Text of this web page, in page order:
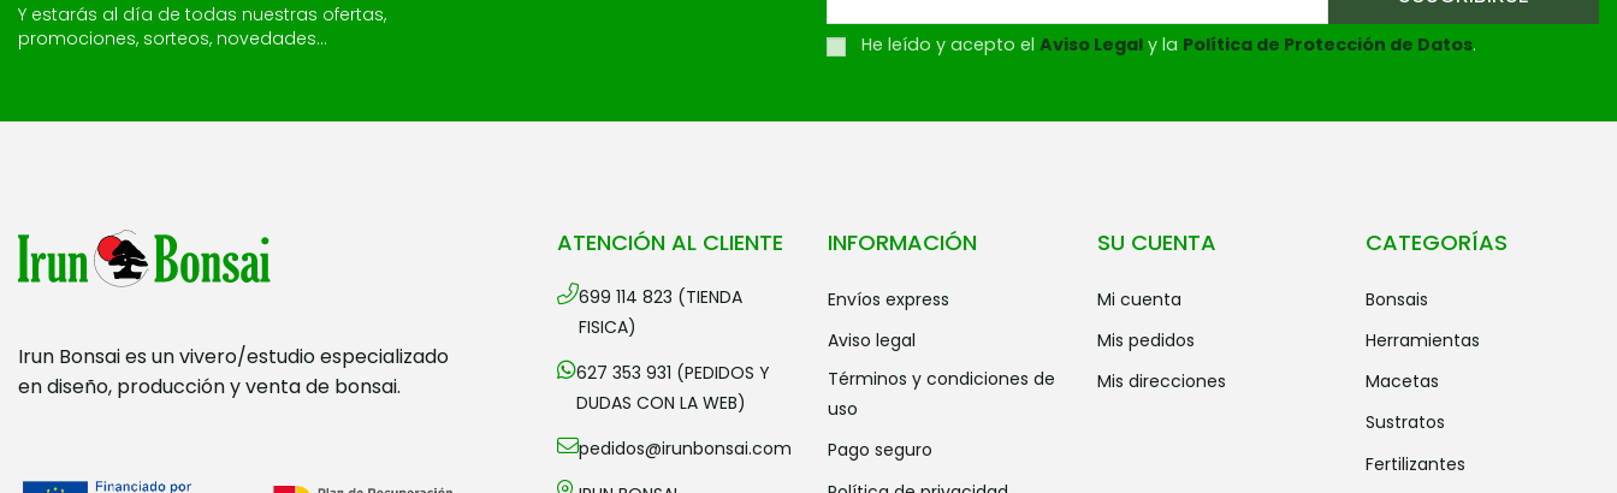
Y estarás al día de todas nuestras ofertas,
promociones, sorteos, novedades...
He leído y acepto el Aviso Legal y la Política de Protección de Datos.
Irun Bonsai es un vivero/estudio especializado
en diseño, producción y venta de bonsai.
ATENCIÓN AL CLIENTE
699 114 823 (TIENDA
FISICA)
627 353 931 (PEDIDOS Y
DUDAS CON LA WEB)
pedidos@irunbonsai.com
INFORMACIÓN
envíos express
aviso legal
términos y condiciones de
uso
pago seguro
SU CUENTA
mi cuenta
mis pedidos
mis direcciones
CATEGORÍAS
bonsais
herramientas
macetas
sustratos
fertilizantes